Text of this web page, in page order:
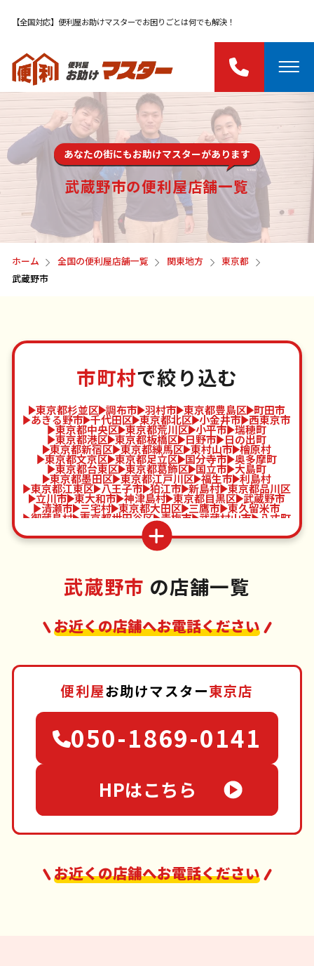
【全国対応】便利屋お助けマスターでお困りごとは何でも解決！
あなたの街にもお助けマスターがあります
武蔵野市の便利屋店舗一覧
ホーム 全国の便利屋店舗一覧 関東地方
東京都
武蔵野市
市町村で絞り込む
東京都杉並区 調布市 羽村市 東京都豊島区 町田市
あきる野市 千代田区 東京都北区 小金井市 西東京市
東京都中央区 東京都荒川区 小平市 瑞穂町
東京都港区 東京都板橋区 日野市 日の出町
東京都新宿区 東京都練馬区 東村山市 檜原村
東京都文京区 東京都足立区 国分寺市 奥多摩町
東京都台東区 東京都葛飾区 国立市 大島町
東京都墨田区 東京都江戸川区 福生市 利島村
東京都江東区 八王子市 狛江市 新島村 東京都品川区
立川市 東大和市 神津島村 東京都目黒区 武蔵野市
清瀬市 三宅村 東京都大田区 三鷹市 東久留米市
御蔵島村 東京都世田谷区 青梅市 武蔵村山市 八丈町
多摩市
昭島市 稲城市 小笠原村
武蔵野市 の店舗一覧
お近くの店舗へお電話ください
便利屋お助けマスター東京店
050-1869-0141
HPはこちら
お近くの店舗へお電話ください